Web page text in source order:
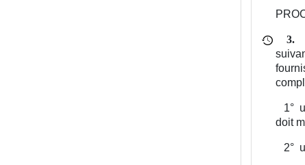
3.
1°
doit
2°